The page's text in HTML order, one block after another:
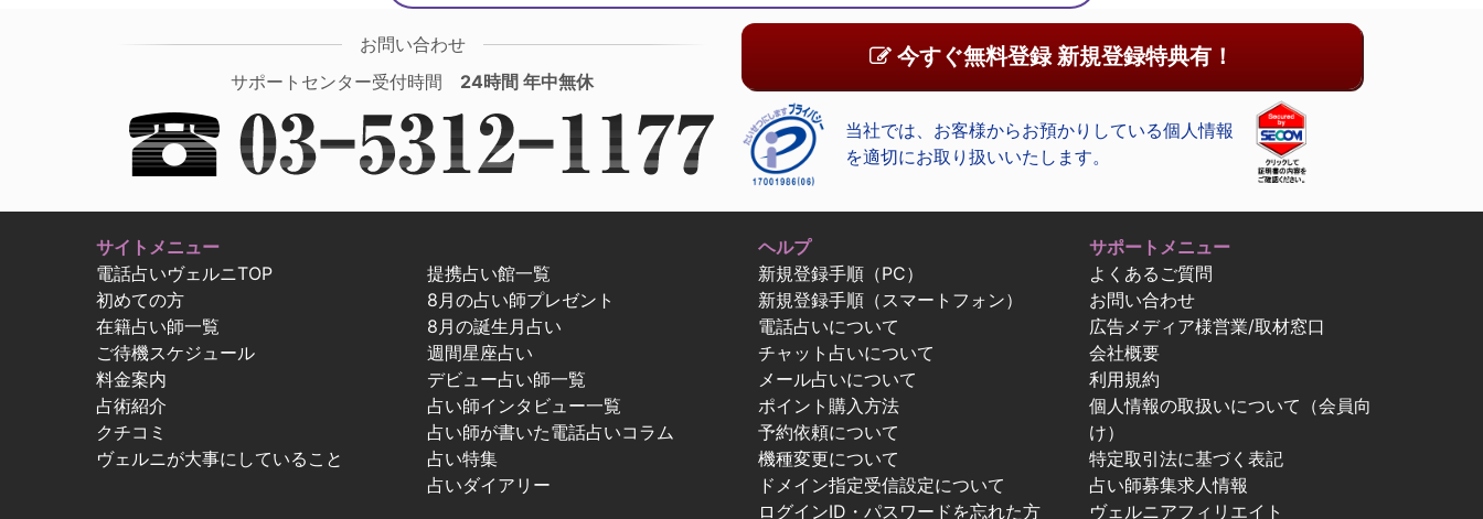
お問い合わせ
サポートセンター受付時間 24時間 年中無休
今すぐ無料登録 新規登録特典有！
当社では、お客様からお預かりしている個人情報
を適切にお取り扱いいたします。
サイトメニュー
電話占いヴェルニTOP
初めての方
在籍占い師一覧
ご待機スケジュール
料金案内
占術紹介
クチコミ
ヴェルニが大事にしていること
提携占い館一覧
8月の占い師プレゼント
8月の誕生月占い
週間星座占い
デビュー占い師一覧
占い師インタビュー一覧
占い師が書いた電話占いコラム
占い特集
占いダイアリー
ヘルプ
新規登録手順（PC）
新規登録手順（スマートフォン）
電話占いについて
チャット占いについて
メール占いについて
ポイント購入方法
予約依頼について
機種変更について
ドメイン指定受信設定について
ログインID・パスワードを忘れた方
サポートメニュー
よくあるご質問
お問い合わせ
広告メディア様営業/取材窓口
会社概要
利用規約
個人情報の取扱いについて（会員向
け）
特定取引法に基づく表記
占い師募集求人情報
ヴェルニアフィリエイト